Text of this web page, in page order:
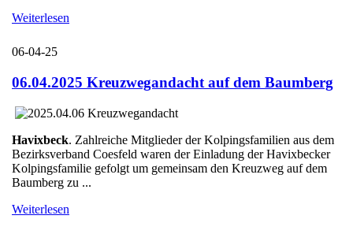
Weiterlesen
06-04-25
06.04.2025 Kreuzwegandacht auf dem Baumberg
Havixbeck. Zahlreiche Mitglieder der Kolpingsfamilien aus dem
Bezirksverband Coesfeld waren der Einladung der Havixbecker
Kolpingsfamilie gefolgt um gemeinsam den Kreuzweg auf dem
Baumberg zu ...
Weiterlesen